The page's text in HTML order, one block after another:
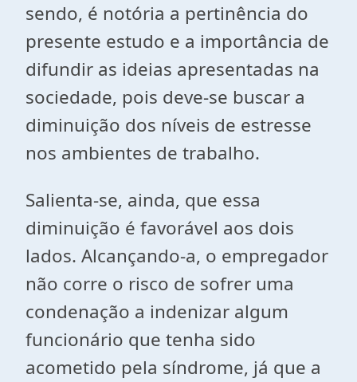
sendo, é notória a pertinência do
presente estudo e a importância de
difundir as ideias apresentadas na
sociedade, pois deve-se buscar a
diminuição dos níveis de estresse
nos ambientes de trabalho.
Salienta-se, ainda, que essa
diminuição é favorável aos dois
lados. Alcançando-a, o empregador
não corre o risco de sofrer uma
condenação a indenizar algum
funcionário que tenha sido
acometido pela síndrome, já que a